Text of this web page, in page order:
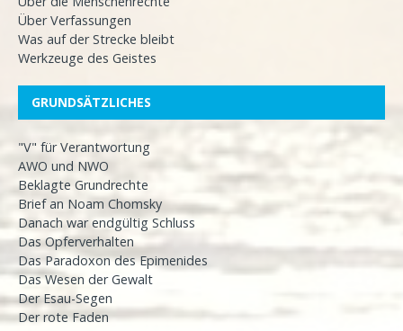
Über Verfassungen
Was auf der Strecke bleibt
Werkzeuge des Geistes
GRUNDSÄTZLICHES
"V" für Verantwortung
AWO und NWO
Beklagte Grundrechte
Brief an Noam Chomsky
Danach war endgültig Schluss
Das Opferverhalten
Das Paradoxon des Epimenides
Das Wesen der Gewalt
Der Esau-Segen
Der rote Faden